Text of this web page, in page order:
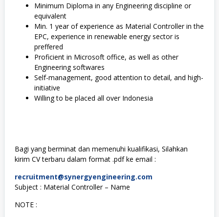
Minimum Diploma in any Engineering discipline or
equivalent
Min. 1 year of experience as Material Controller in the
EPC, experience in renewable energy sector is
preffered
Proficient in Microsoft office, as well as other
Engineering softwares
Self-management, good attention to detail, and high-
initiative
Willing to be placed all over Indonesia
Bagi yang berminat dan memenuhi kualifikasi, Silahkan
kirim CV terbaru dalam format .pdf ke email :
recruitment@synergyengineering.com
Subject : Material Controller – Name
NOTE :